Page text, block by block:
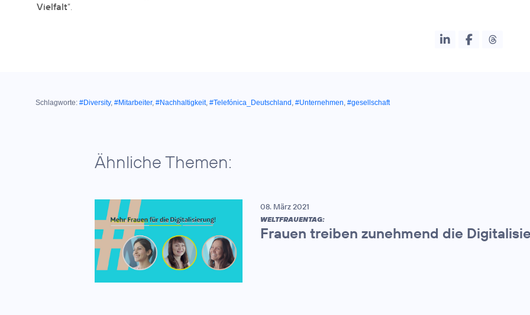
Vielfalt“.
Schlagworte: #Diversity, #Mitarbeiter, #Nachhaltigkeit, #Telefónica_Deutschland , #Unternehmen, #gesellschaft
Ähnliche Themen:
08. März 2021
WELTFRAUENTAG:
Frauen treiben zunehmend die